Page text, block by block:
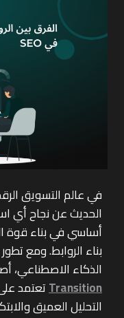
في عالم التسويق
الحديث عن نجاح أي
أساسي في بناء قوة
بناء الروابط. ومع
الذكاء الاصطناعي،
Transitionتعتمد
التحليل العميق